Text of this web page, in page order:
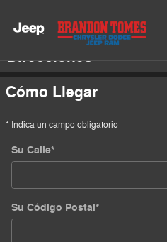
Direcciones
Cómo Llegar
* Indica un campo obligatorio
Su Calle*
Su Código Postal*